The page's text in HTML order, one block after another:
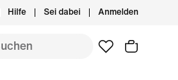
Hilfe Sei dabei Anmelden